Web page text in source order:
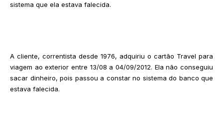
sistema que ela estava falecida.
A cliente, correntista desde 1976, adquiriu o cartão Travel para
viagem ao exterior entre 13/08 a 04/09/2012. Ela não conseguiu
sacar dinheiro, pois passou a constar no sistema do banco que
estava falecida.